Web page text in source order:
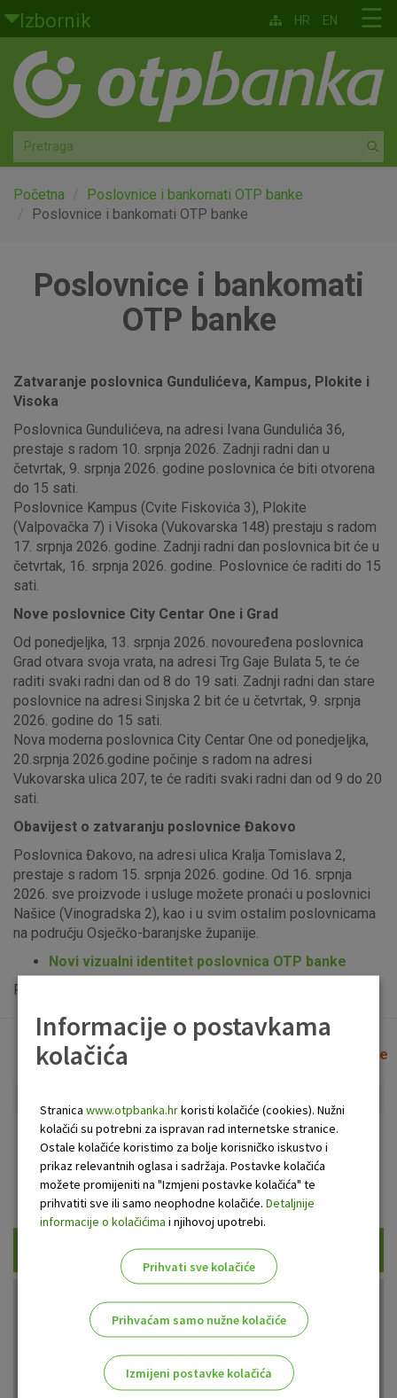
Skoči na glavni sadržaj
Izbornik
Građani
Privatno bankarstvo
Agro
Mala poduzeća i obrtnici
Globalna tržišta
☰
HR EN
Početna
Poslovnice i bankomati OTP banke
Poslovnice i bankomati OTP banke
Poslovnice i bankomati
OTP banke
Zatvaranje poslovnica Gundulićeva, Kampus, Plokite i
Visoka
Poslovnica Gundulićeva, na adresi Ivana Gundulića 36,
prestaje s radom 10. srpnja 2026. Zadnji radni dan u
četvrtak, 9. srpnja 2026. godine poslovnica će biti otvorena
do 15 sati.
Poslovnice Kampus (Cvite Fiskovića 3), Plokite
(Valpovačka 7) i Visoka (Vukovarska 148) prestaju s radom
17. srpnja 2026. godine. Zadnji radni dan poslovnica bit će u
četvrtak, 16. srpnja 2026. godine. Poslovnice će raditi do 15
sati.
Nove poslovnice City Centar One i Grad
Od ponedjeljka, 13. srpnja 2026. novouređena poslovnica
Grad otvara svoja vrata, na adresi Trg Gaje Bulata 5, te će
raditi svaki radni dan od 8 do 19 sati. Zadnji radni dan stare
poslovnice na adresi Sinjska 2 bit će u četvrtak, 9. srpnja
2026. godine do 15 sati.
Nova moderna poslovnica City Centar One od ponedjeljka,
20.srpnja 2026.godine počinje s radom na adresi
Vukovarska ulica 207, te će raditi svaki radni dan od 9 do 20
sati.
Obavijest o zatvaranju poslovnice Đakovo
Poslovnica Đakovo, na adresi ulica Kralja Tomislava 2,
prestaje s radom 15. srpnja 2026. godine. Od 16. srpnja
2026. sve proizvode i usluge možete pronaći u poslovnici
Našice (Vinogradska 2), kao i u svim ostalim poslovnicama
na području Osječko-baranjske županije.
Novi vizualni identitet poslovnica OTP banke
Popis uplatno-isplatnih bankomata možete vidjeti
Lista poslovnica i bankomata Očisti filtere
Bankomat Poslovnica
Prikaži samo uplatne bankomate
Informacije o postavkama
kolačića
Stranica www.otpbanka.hrkoristi kolačiće (cookies). Nužni
kolačići su potrebni za ispravan rad internetske stranice.
Ostale kolačiće koristimo za bolje korisničko iskustvo i
prikaz relevantnih oglasa i sadržaja. Postavke kolačića
možete promijeniti na "Izmjeni postavke kolačića" te
prihvatiti sve ili samo neophodne kolačiće. Detaljnije
informacije o kolačićima i njihovoj upotrebi.
Prihvati sve kolačiće
Prihvaćam samo nužne kolačiće
Izmijeni postavke kolačića